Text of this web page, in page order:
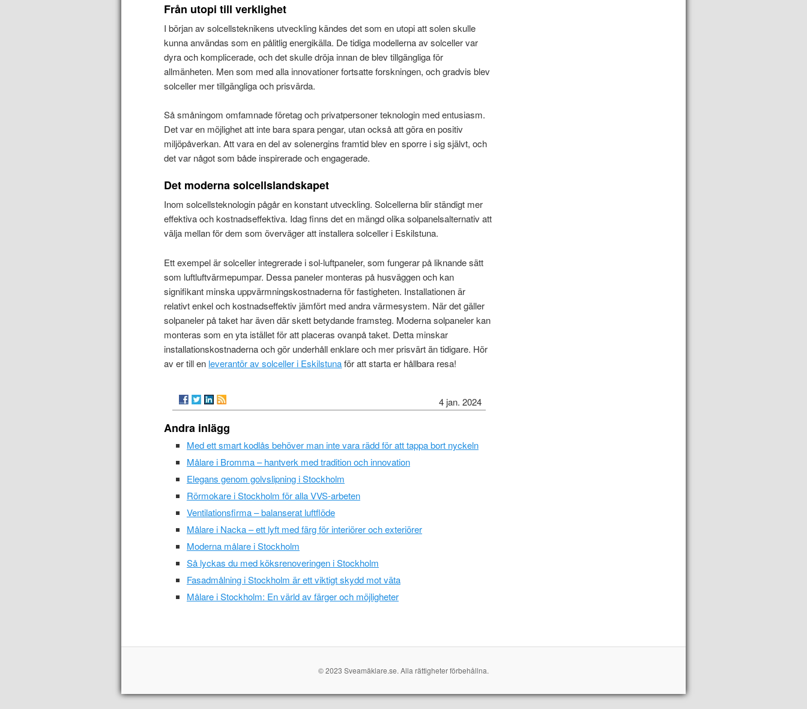
Från utopi till verklighet
I början av solcellsteknikens utveckling kändes det som en utopi att solen skulle
kunna användas som en pålitlig energikälla. De tidiga modellerna av solceller var
dyra och komplicerade, och det skulle dröja innan de blev tillgängliga för
allmänheten. Men som med alla innovationer fortsatte forskningen, och gradvis blev
solceller mer tillgängliga och prisvärda.
Så småningom omfamnade företag och privatpersoner teknologin med entusiasm.
Det var en möjlighet att inte bara spara pengar, utan också att göra en positiv
miljöpåverkan. Att vara en del av solenergins framtid blev en sporre i sig självt, och
det var något som både inspirerade och engagerade.
Det moderna solcellslandskapet
Inom solcellsteknologin pågår en konstant utveckling. Solcellerna blir ständigt mer
effektiva och kostnadseffektiva. Idag finns det en mängd olika solpanelsalternativ att
välja mellan för dem som överväger att installera solceller i Eskilstuna.
Ett exempel är solceller integrerade i sol-luftpaneler, som fungerar på liknande sätt
som luftluftvärmepumpar. Dessa paneler monteras på husväggen och kan
signifikant minska uppvärmningskostnaderna för fastigheten. Installationen är
relativt enkel och kostnadseffektiv jämfört med andra värmesystem. När det gäller
solpaneler på taket har även där skett betydande framsteg. Moderna solpaneler kan
monteras som en yta istället för att placeras ovanpå taket. Detta minskar
installationskostnaderna och gör underhåll enklare och mer prisvärt än tidigare. Hör
av er till en leverantör av solceller i Eskilstunaför att starta er hållbara resa!
4 jan. 2024
Andra inlägg
Med ett smart kodlås behöver man inte vara rädd för att tappa bort nyckeln
Målare i Bromma – hantverk med tradition och innovation
Elegans genom golvslipning i Stockholm
Rörmokare i Stockholm för alla VVS-arbeten
Ventilationsfirma – balanserat luftflöde
Målare i Nacka – ett lyft med färg för interiörer och exteriörer
Moderna målare i Stockholm
Så lyckas du med köksrenoveringen i Stockholm
Fasadmålning i Stockholm är ett viktigt skydd mot väta
Målare i Stockholm: En värld av färger och möjligheter
© 2023 Sveamäklare.se. Alla rättigheter förbehållna.